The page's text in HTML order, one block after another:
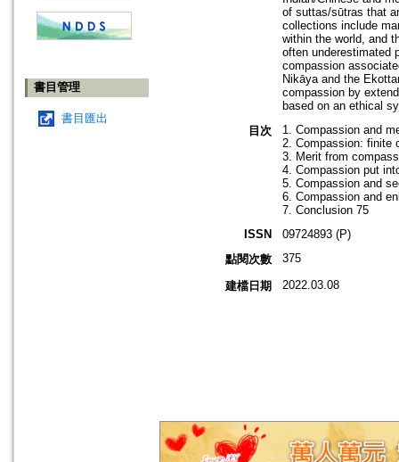
書目管理
書目匯出
of suttas/sūtras that
collections include
within the world, and
often underestimated
compassion
Nikāya and the
compassion by
based on an ethical
目次
1. Compassion and
2. Compassion: finite
3. Merit from
4. Compassion put
5. Compassion and
6. Compassion and
7. Conclusion 75
ISSN
09724893 (P)
點閱次數
375
建檔日期 2022.03.08